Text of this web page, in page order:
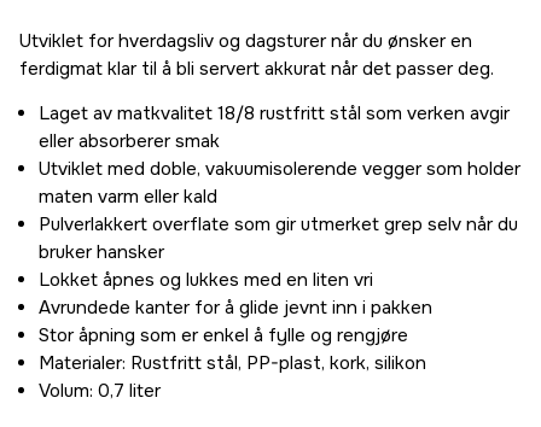
Utviklet for hverdagsliv og dagsturer når du ønsker en
ferdigmat klar til å bli servert akkurat når det passer deg.
Laget av matkvalitet 18/8 rustfritt stål som verken avgir
eller absorberer smak
Utviklet med doble, vakuumisolerende vegger som holder
maten varm eller kald
Pulverlakkert overflate som gir utmerket grep selv når du
bruker hansker
Lokket åpnes og lukkes med en liten vri
Avrundede kanter for å glide jevnt inn i pakken
Stor åpning som er enkel å fylle og rengjøre
Materialer: Rustfritt stål, PP-plast, kork, silikon
Volum: 0,7 liter